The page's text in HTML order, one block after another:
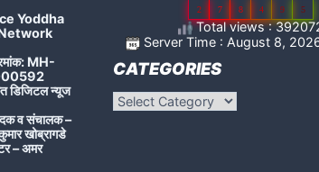
Yoddha
MH-
डिजिटल न्यूज
व संचालक –
खोब्रागडे
– अमर
2 7 8 4 9 5
Total views :
Server Time : August 8,
CATEGORIES
Categories